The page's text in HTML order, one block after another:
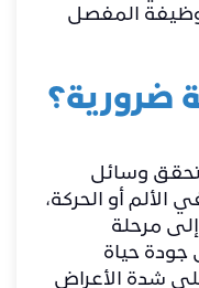
وظيفة المفصل
ضرورية؟
تحقق وسائل
الألم أو الحركة،
مرحلة
حياة
على شدة الأعراض